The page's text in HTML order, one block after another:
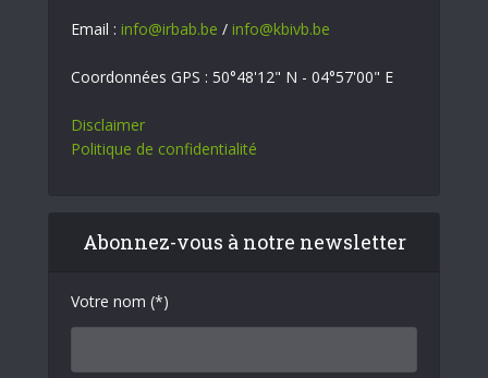
Email : info@irbab.be / info@kbivb.be
Coordonnées GPS : 50°48'12" N - 04°57'00" E
Disclaimer
Politique de confidentialité
Abonnez-vous à notre newsletter
Votre nom (*)